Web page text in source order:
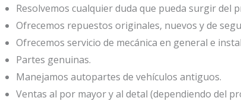
Resolvemos cualquier duda que pueda surgir del
Ofrecemos repuestos originales, nuevos y de
Ofrecemos servicio de mecánica en general e
Partes genuinas.
Manejamos autopartes de vehículos antiguos.
Ventas al por mayor y al detal (dependiendo del